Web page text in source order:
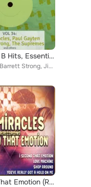
Early R 'N' B Hits, Essential Tracks and Rarities, Vol. 34
Mary Wells, Barrett Strong, Jimmy Ruffin, The Contours, Marvin Gaye, Popcorn & The Mohawks, The Temptations, The Satintones, The...
I Second That Emotion (Rerecorded)